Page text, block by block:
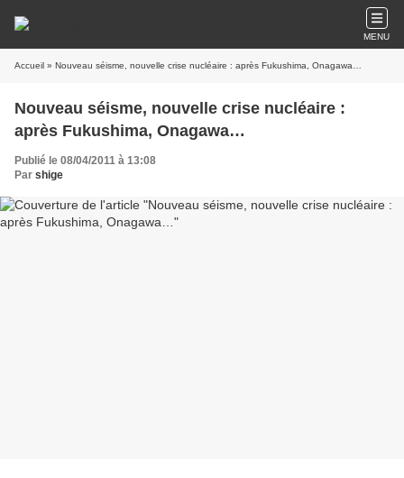
MENU
Accueil » Nouveau séisme, nouvelle crise nucléaire : après Fukushima, Onagawa…
Nouveau séisme, nouvelle crise nucléaire :
après Fukushima, Onagawa…
Publié le 08/04/2011 à 13:08
Par shige